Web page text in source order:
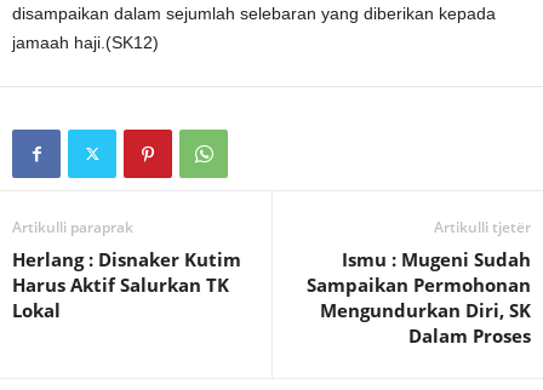
disampaikan dalam sejumlah selebaran yang diberikan kepada
jamaah haji.(SK12)
Artikulli paraprak
Herlang : Disnaker Kutim
Harus Aktif Salurkan TK
Lokal
Artikulli tjetër
Ismu : Mugeni Sudah
Sampaikan Permohonan
Mengundurkan Diri, SK
Dalam Proses